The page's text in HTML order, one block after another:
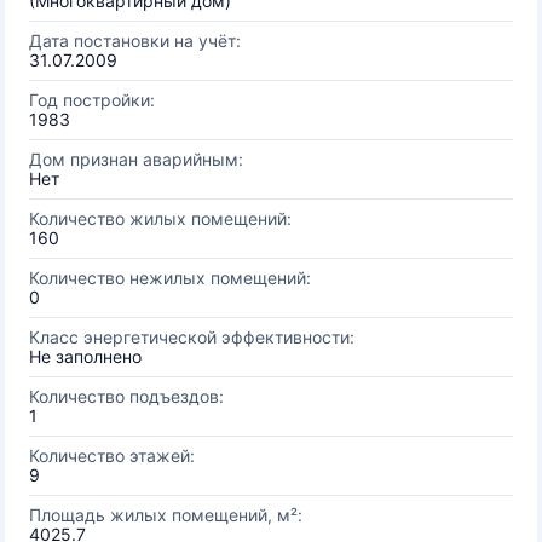
Дата постановки на учёт:
31.07.2009
Год постройки:
1983
Дом признан аварийным:
Нет
Количество жилых помещений:
160
Количество нежилых помещений:
0
Класс энергетической эффективности:
Не заполнено
Количество подъездов:
1
Количество этажей:
9
Площадь жилых помещений, м²:
4025.7